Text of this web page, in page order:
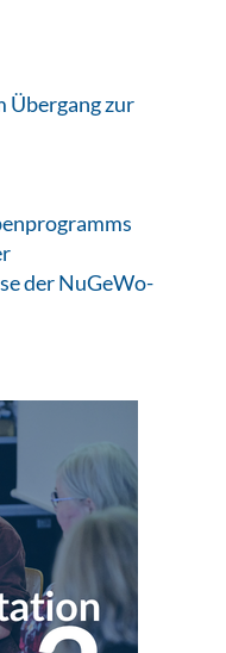
Übergang zur
der NuGeWo-